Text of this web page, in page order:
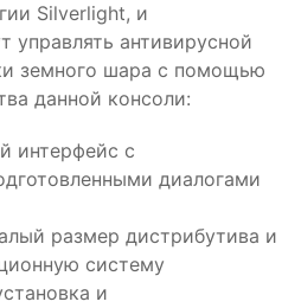
Silverlight, и
управлять антивирусной
земного шара с помощью
данной консоли:
интерфейс с
диалогами
размер дистрибутива и
систему
и